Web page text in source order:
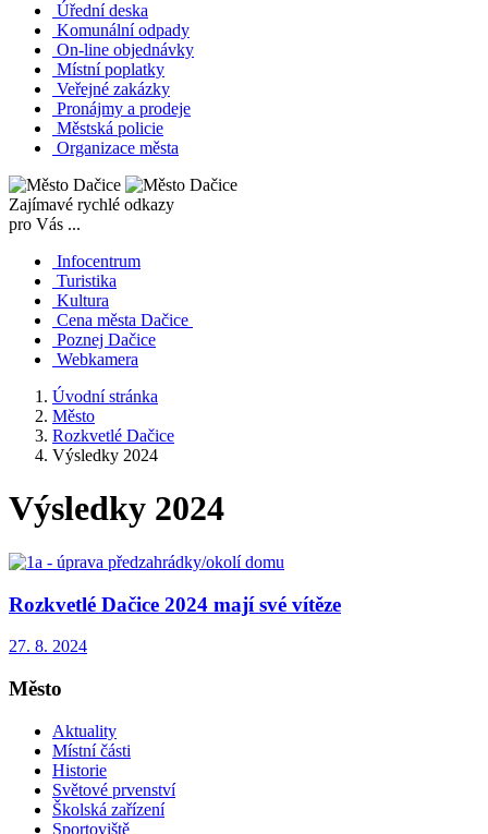
Úřední deska
Komunální odpady
On-line objednávky
Místní poplatky
Veřejné zakázky
Pronájmy a prodeje
Městská policie
Organizace města
Zajímavé rychlé odkazy
pro Vás ...
Infocentrum
Turistika
Kultura
Cena města Dačice
Poznej Dačice
Webkamera
Úvodní stránka
Město
Rozkvetlé Dačice
Výsledky 2024
Výsledky 2024
Rozkvetlé Dačice 2024 mají své vítěze
27. 8. 2024
Město
Aktuality
Místní části
Historie
Světové prvenství
Školská zařízení
Sportoviště